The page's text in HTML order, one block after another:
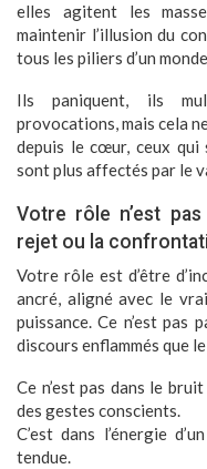
elles agitent les
maintenir l’illusion du
tous les piliers d’un
Ils paniquent, ils
provocations, mais cela
depuis le cœur, ceux qui
sont plus affectés par le
Votre rôle n’est
rejet ou la
Votre rôle est d’être
ancré, aligné avec le
puissance. Ce n’est pas
discours enflammés que
Ce n’est pas dans le
des gestes conscients.
C’est dans l’énergie
tendue.